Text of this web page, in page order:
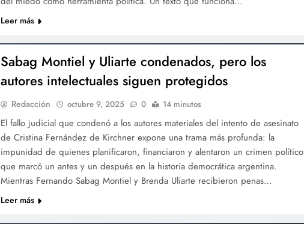
Leer más
Sabag Montiel y Uliarte condenados, pero los
autores intelectuales siguen protegidos
Redacción octubre 9, 2025 0 14 minutos
El fallo judicial que condenó a los autores materiales del intento de asesinato
de Cristina Fernández de Kirchner expone una trama más profunda: la
impunidad de quienes planificaron, financiaron y alentaron un crimen político
que marcó un antes y un después en la historia democrática argentina.
Mientras Fernando Sabag Montiel y Brenda Uliarte recibieron penas…
Leer más